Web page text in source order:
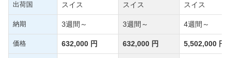
出荷国 スイス スイス スイス
納期 3週間～ 3週間～ 4週間～
価格 632,000 円 632,000 円 5,502,000 円